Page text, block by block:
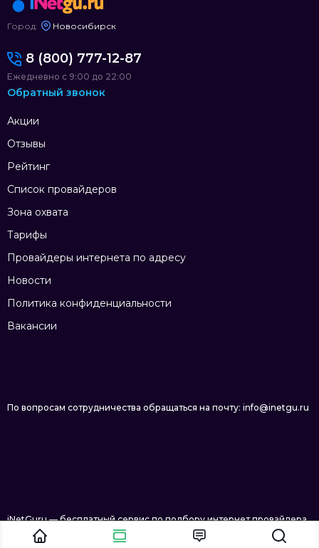
Город: Новосибирск
Акции
Отзывы
Рейтинг
Список провайдеров
Зона охвата
Тарифы
Провайдеры интернета по адресу
Новости
Политика конфиденциальности
Вакансии
8 (800) 777-12-87
Ежедневно с 9:00 до 22:00
Обратный звонок
По вопросам сотрудничества обращаться на почту: info@inetgu.ru
iNetGuru — бесплатный сервис по подбору интернет провайдера
в Новосибирске © 2026